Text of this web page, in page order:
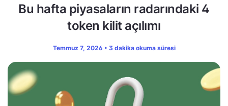
Bu hafta piyasaların radarındaki 4
token kilit açılımı
Temmuz 7, 2026 • 3 dakika okuma süresi